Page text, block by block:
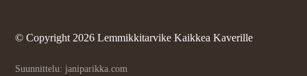
© Copyright 2026 Lemmikkitarvike Kaikkea Kaverille
Suunnittelu: janiparikka.com